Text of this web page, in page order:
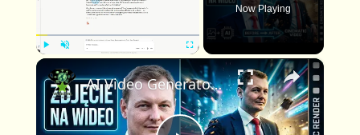
l n
m
u
u
l
l
Now Playing
×
AI Video Generator: stwórz profesjonalne kinowe wideo z jednego zdjęcia i jednego promptu